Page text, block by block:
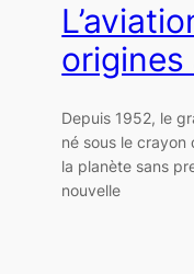
origines
Depuis 1952, le
né sous le
la planète sans
nouvelle